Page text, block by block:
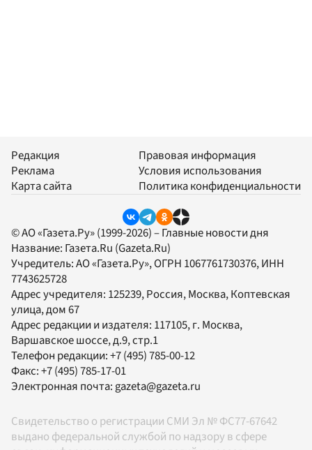
Редакция
Реклама
Карта сайта
Правовая информация
Условия использования
Политика конфиденциальности
© АО «Газета.Ру» (1999-2026) – Главные новости дня
Название: Газета.Ru (Gazeta.Ru)
Учредитель:АО «Газета.Ру», ОГРН 1067761730376, ИНН
7743625728
Адрес учредителя: 125239, Россия, Москва, Коптевская
улица, дом 67
Адрес редакции и издателя: 117105, г. Москва,
Варшавское шоссе, д.9, стр.1
Телефон редакции:+7 (495) 785-00-12
Факс:+7 (495) 785-17-01
Электронная почта: gazeta@gazeta.ru
Свидетельство о регистрации СМИ Эл № ФС77-67642
выдано федеральной службой по надзору в сфере